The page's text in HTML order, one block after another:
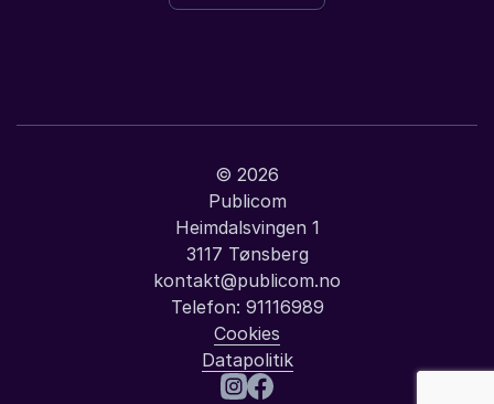
© 2026
Publicom
Heimdalsvingen 1
3117 Tønsberg
kontakt@publicom.no
Telefon: 91116989
Cookies
Datapolitik